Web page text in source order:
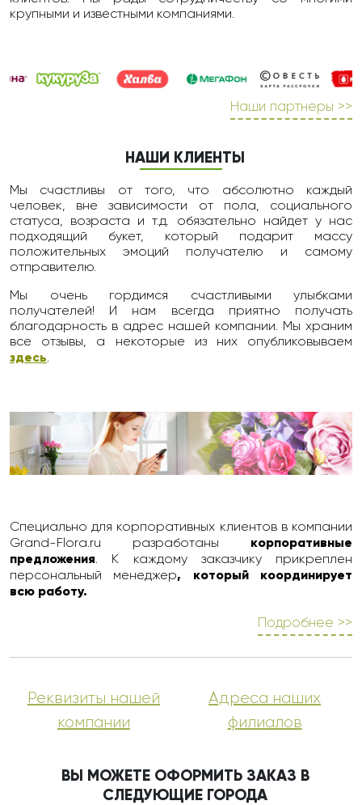
крупными и известными компаниями.
Наши партнеры >>
НАШИ КЛИЕНТЫ
Мы счастливы от того, что абсолютно каждый
человек, вне зависимости от пола, социального
статуса, возраста и т.д. обязательно найдет у нас
подходящий букет, который подарит массу
положительных эмоций получателю и самому
отправителю.
Мы очень гордимся счастливыми улыбками
получателей! И нам всегда приятно получать
благодарность в адрес нашей компании. Мы храним
все отзывы, а некоторые из них опубликовываем
здесь.
Специально для корпоративных клиентов в компании
Grand-Flora.ru разработаны корпоративные
предложения. К каждому заказчику прикреплен
персональный менеджер, который координирует
всю работу.
Подробнее >>
Реквизиты нашей
компании
Адреса наших
филиалов
ВЫ МОЖЕТЕ ОФОРМИТЬ ЗАКАЗ В
СЛЕДУЮЩИЕ ГОРОДА